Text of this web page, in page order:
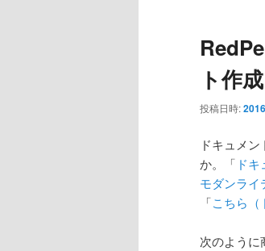
ト作
投稿日時:
ドキュメ
か。「 ド
モダンライ
「こちら（
次のように